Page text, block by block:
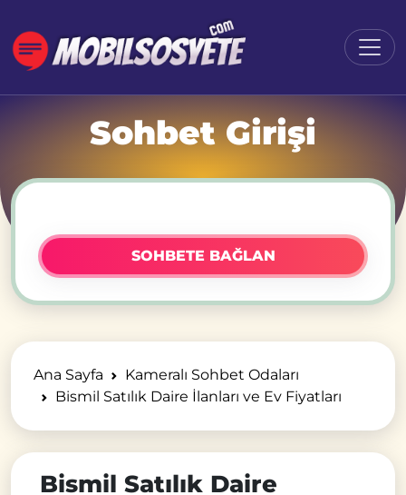
Sohbet Girişi
SOHBETE BAĞLAN
Ana Sayfa
Kameralı Sohbet Odaları
Bismil Satılık Daire İlanları ve Ev Fiyatları
Bismil Satılık Daire